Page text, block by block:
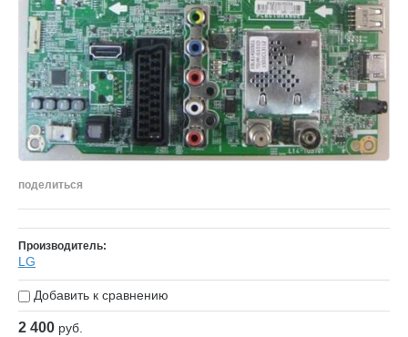
поделиться
Производитель:
LG
Добавить к сравнению
2 400 руб.